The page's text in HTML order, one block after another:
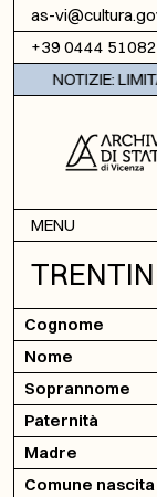
Vai al contenuto
as-
+39 0444
NOTIZIE:
MENU
Cognome
Nome
Soprannome
Paternità
Madre
Comune nascita